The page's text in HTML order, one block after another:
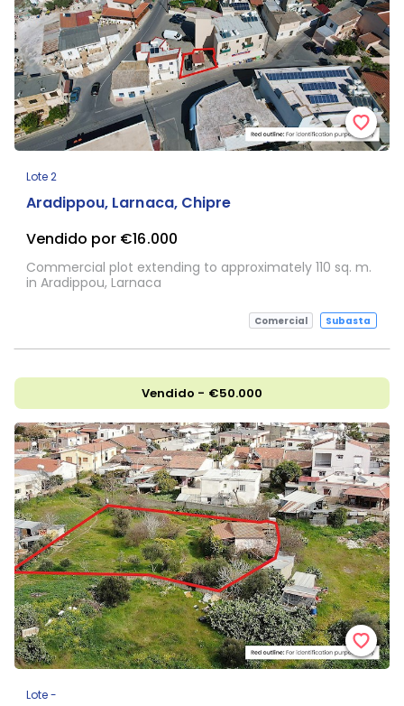
Lote 2
Aradippou, Larnaca, Chipre
Vendido por €16.000
Commercial plot extending to approximately 110 sq. m.
in Aradippou, Larnaca
Comercial Subasta
Vendido - €50.000
Lote -